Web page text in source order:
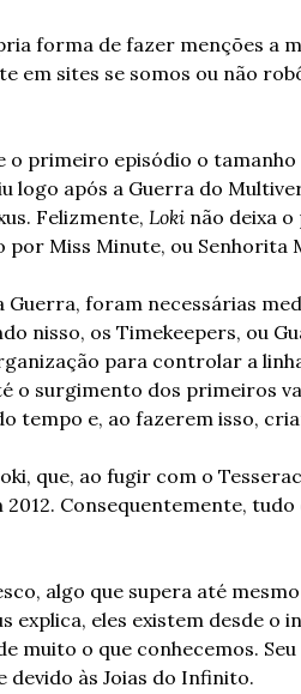
forma de fazer menções a
em sites se somos ou não
o primeiro episódio o
logo após a Guerra do
Felizmente, Loki não deixa
por Miss Minute, ou Senhorita
Guerra, foram necessárias
nisso, os Timekeepers, ou
para controlar a
o surgimento dos primeiros
tempo e, ao fazerem isso,
que, ao fugir com o
2012. Consequentemente,
algo que supera até
explica, eles existem desde o
muito o que conhecemos.
devido às Joias do Infinito.